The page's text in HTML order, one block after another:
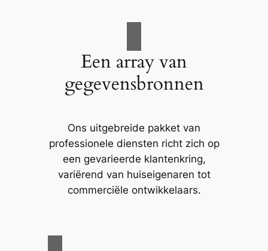
Een array van
gegevensbronnen
Ons uitgebreide pakket van
professionele diensten richt zich op
een gevarieerde klantenkring,
variërend van huiseigenaren tot
commerciële ontwikkelaars.